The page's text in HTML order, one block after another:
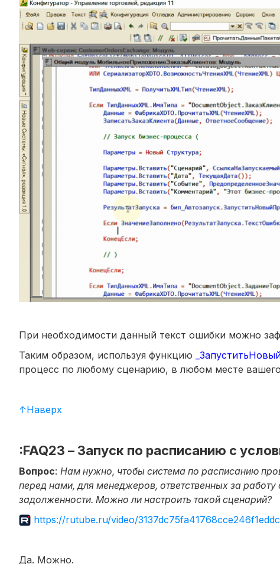
При необходимости данный текст ошибки можно
Таким образом, используя функцию
процесс по любому сценарию, в любом месте
↑Наверх
:FAQ23 – Запуск по расписанию с
Вопрос: Нам нужно, чтобы система по расписанию
перед нами, для менеджеров, ответственных за
задолженности. Можно ли настроить такой сценарий?
https://rutube.ru/video/
Да. Можно.